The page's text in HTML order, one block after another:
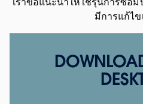
มีการแก้ไข